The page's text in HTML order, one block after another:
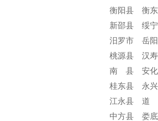
衡阳县 衡
新邵县 绥
汨罗市 岳
桃源县 汉
南 县 安化
桂东县 永
江永县 道
中方县 娄